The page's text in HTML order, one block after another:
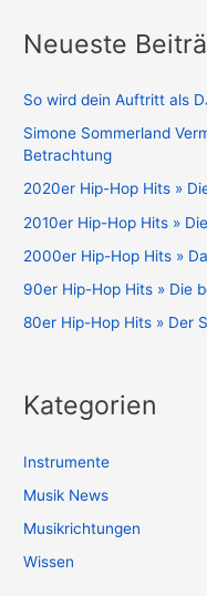
Neueste
So wird dein Auftritt als
Simone Sommerland
Betrachtung
2020er Hip-Hop Hits »
2010er Hip-Hop Hits »
2000er Hip-Hop Hits »
90er Hip-Hop Hits » Die
80er Hip-Hop Hits » Der
Kategorien
Instrumente
Musik News
Musikrichtungen
Wissen